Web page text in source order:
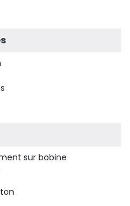
sur bobine